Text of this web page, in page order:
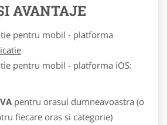
AVANTAJE
pentru mobil - platforma
pentru mobil - platforma iOS:
pentru orasul dumneavoastra (o
fiecare oras si categorie)